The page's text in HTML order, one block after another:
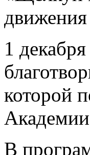
движения
1
которой
В